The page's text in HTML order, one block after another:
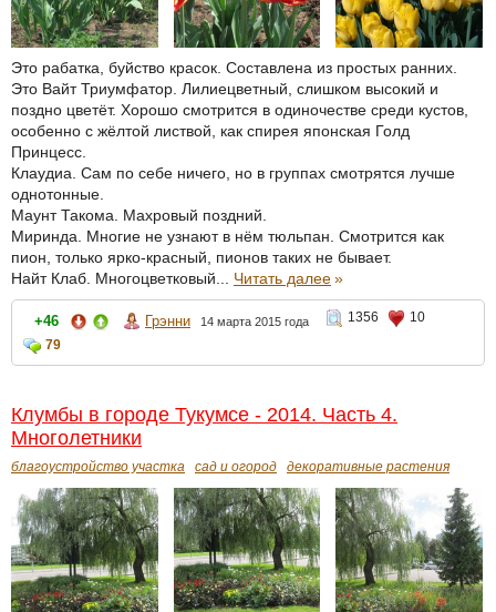
Это рабатка, буйство красок. Составлена из простых ранних.
Это Вайт Триумфатор. Лилиецветный, слишком высокий и
поздно цветёт. Хорошо смотрится в одиночестве среди кустов,
особенно с жёлтой листвой, как спирея японская Голд
Принцесс.
Клаудиа. Сам по себе ничего, но в группах смотрятся лучше
однотонные.
Маунт Такома. Махровый поздний.
Миринда. Многие не узнают в нём тюльпан. Смотрится как
пион, только ярко-красный, пионов таких не бывает.
Найт Клаб. Многоцветковый... Читать далее»
+46 Грэнни 14 марта 2015 года 1356
10
79
Клумбы в городе Тукумсе - 2014. Часть 4.
Многолетники
благоустройство участка сад и огород декоративные растения